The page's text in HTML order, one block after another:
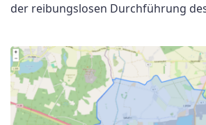
der reibungslosen Durchführung